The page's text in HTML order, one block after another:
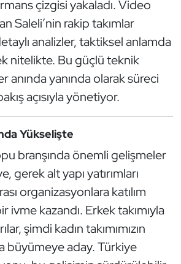
çizgisi yakaladı. Video
Saleli’nin rakip takımlar
analizler, taktiksel anlamda
nitelikte. Bu güçlü teknik
anında yanında olarak süreci
açısıyla yönetiyor.
Yükselişte
branşında önemli gelişmeler
gerek alt yapı yatırımları
organizasyonlara katılım
ivme kazandı. Erkek takımıyla
şimdi kadın takımımızın
büyümeye aday. Türkiye
Fitness